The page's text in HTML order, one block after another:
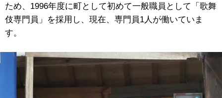
ため、1996年度に町として初めて一般職員として「歌舞
伎専門員」を採用し、現在、専門員1人が働いていま
す。